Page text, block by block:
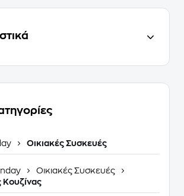
Οικιακές Συσκευές
Οικιακές Συσκευές
Κουζίνας